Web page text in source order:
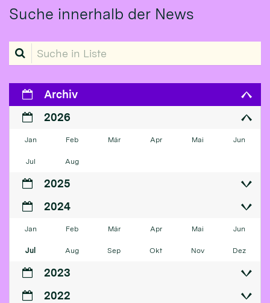
Suche innerhalb der News
Suche in Liste
Archiv
2026
Jan Feb Mär Apr Mai Jun
Jul Aug
2025
2024
Jan Feb Mär Apr Mai Jun
Jul Aug Sep Okt Nov Dez
2023
2022